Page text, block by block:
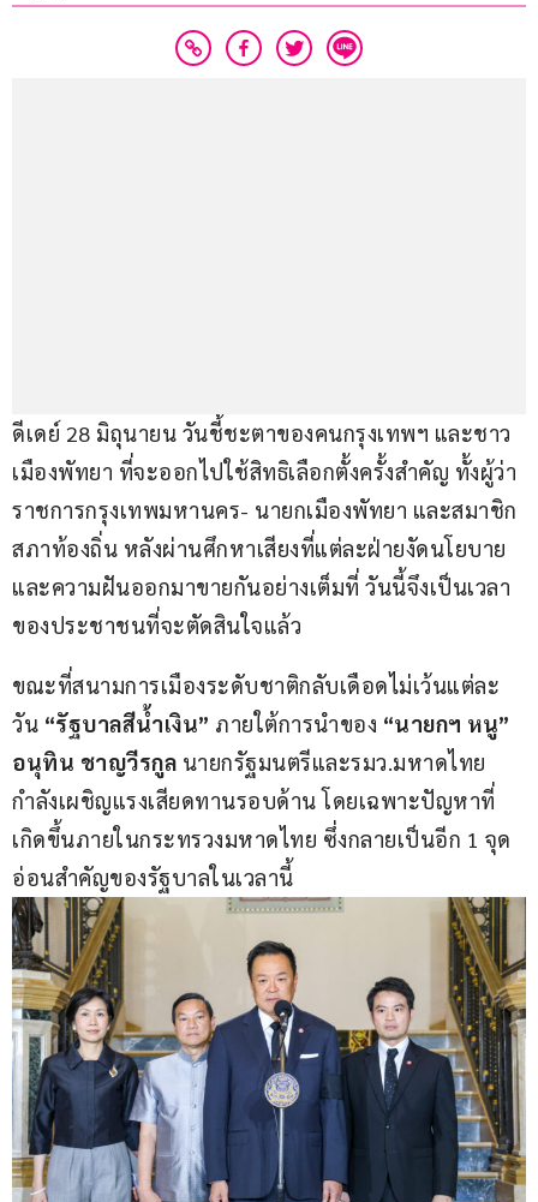
ดีเดย์ 28 มิถุนายน วันชี้ชะตาของคนกรุงเทพฯ และชาว
เมืองพัทยา ที่จะออกไปใช้สิทธิเลือกตั้งครั้งสำคัญ ทั้งผู้ว่า
ราชการกรุงเทพมหานคร- นายกเมืองพัทยา และสมาชิก
สภาท้องถิ่น หลังผ่านศึกหาเสียงที่แต่ละฝ่ายงัดนโยบาย
และความฝันออกมาขายกันอย่างเต็มที่ วันนี้จึงเป็นเวลา
ของประชาชนที่จะตัดสินใจแล้ว
ขณะที่สนามการเมืองระดับชาติกลับเดือดไม่เว้นแต่ละ
วัน “รัฐบาลสีน้ำเงิน” ภายใต้การนำของ “นายกฯ หนู”
อนุทิน ชาญวีรกูล นายกรัฐมนตรีและรมว.มหาดไทย
กำลังเผชิญแรงเสียดทานรอบด้าน โดยเฉพาะปัญหาที่
เกิดขึ้นภายในกระทรวงมหาดไทย ซึ่งกลายเป็นอีก 1 จุด
อ่อนสำคัญของรัฐบาลในเวลานี้